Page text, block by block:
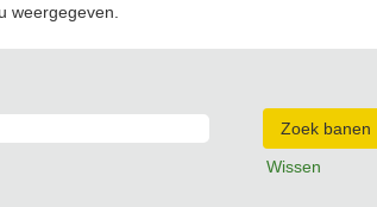
weergegeven.
Wissen